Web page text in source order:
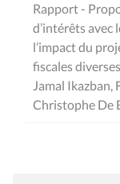
Rapport -
d’intérêts avec
l’impact du
fiscales diverses
Jamal Ikazban,
Christophe De